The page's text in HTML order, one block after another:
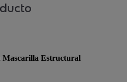
Estructural